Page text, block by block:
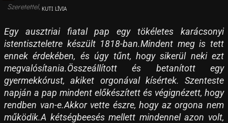
KUTI LÍVIA
Egy ausztriai fiatal pap egy tökéletes karácsonyi
istentiszteletre készült 1818-ban.Mindent meg is tett
ennek érdekében, és úgy tűnt, hogy sikerül neki ezt
megvalósítania.Összeállított és betanított egy
gyermekkórust, akiket orgonával kísértek. Szenteste
napján a pap mindent előkészített és végignézett, hogy
rendben van-e.Akkor vette észre, hogy az orgona nem
működik.A kétségbeesés mellett mindennel azon volt,